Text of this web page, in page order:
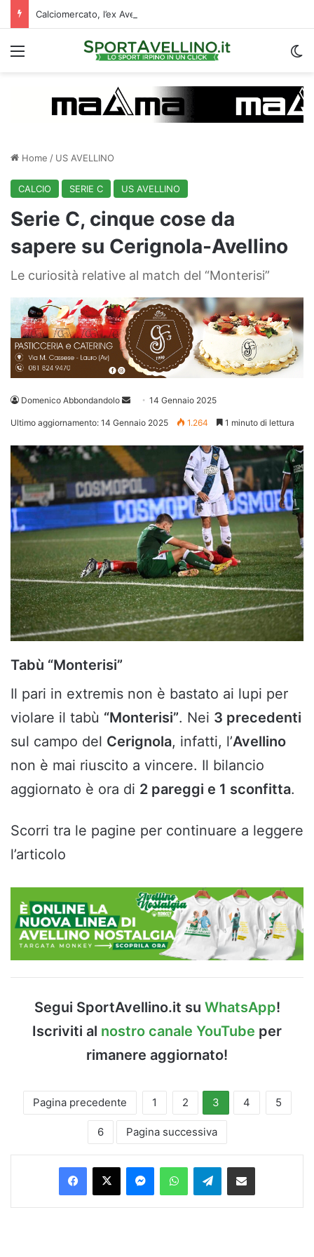
Menu
Home / US AVELLINO
CALCIO SERIE C US AVELLINO
Serie C, cinque cose da
sapere su Cerignola-Avellino
Le curiosità relative al match del “Monterisi”
Domenico Abbondandolo
Invia 14 Gennaio 2025
Ultimo aggiornamento: 14 Gennaio 2025 1.264 1 minuto di lettura
Tabù “Monterisi”
Il pari in extremis non è bastato ai lupi per
violare il tabù “Monterisi”. Nei 3 precedenti
sul campo del Cerignola, infatti, l’Avellino
non è mai riuscito a vincere. Il bilancio
aggiornato è ora di 2 pareggi e 1 sconfitta.
Scorri tra le pagine per continuare a leggere
l’articolo
Segui SportAvellino.it su WhatsApp!
Iscriviti al nostro canale YouTube per
rimanere aggiornato!
Pagina precedente 1 2 3 4 5
6 Pagina successiva
Facebook
X MessengerWhatsAppTelegramCondividi via Email